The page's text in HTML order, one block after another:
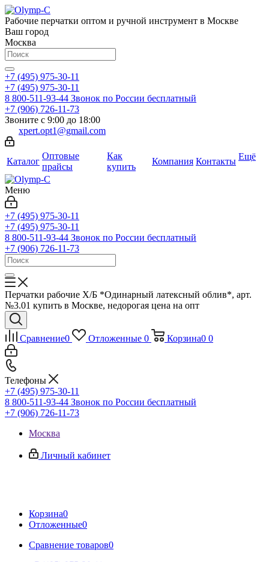
Рабочие перчатки оптом и ручной инструмент в Москве
Ваш город
Москва
+7 (495) 975-30-11
+7 (495) 975-30-11
8 800-511-93-44 Звонок по России бесплатный
+7 (906) 726-11-73
Звоните с 9:00 до 18:00
xpert.opt1@gmail.com
Каталог
Оптовые
прайсы
Как
купить
Компания Контакты Ещё
Меню
+7 (495) 975-30-11
+7 (495) 975-30-11
8 800-511-93-44 Звонок по России бесплатный
+7 (906) 726-11-73
Перчатки рабочие Х/Б *Одинарный латексный облив*, арт.
№3.01 купить в Москве, недорогая цена на опт
Сравнение0 Отложенные 0 Корзина0 0
Телефоны
+7 (495) 975-30-11
8 800-511-93-44 Звонок по России бесплатный
+7 (906) 726-11-73
Москва
Личный кабинет
Корзина0
Отложенные0
Сравнение товаров0